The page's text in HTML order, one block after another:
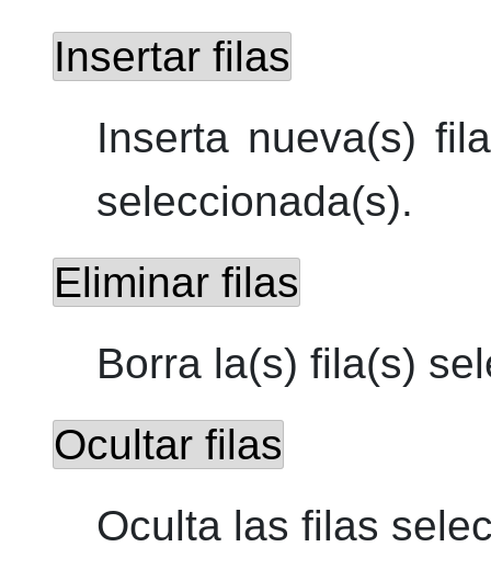
Insertar filas
Inserta nueva(s)
seleccionada(s).
Eliminar filas
Borra la(s) fila(s)
Ocultar filas
Oculta las filas